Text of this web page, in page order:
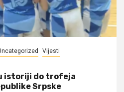
Vijesti
istoriji do trofeja
Srpske